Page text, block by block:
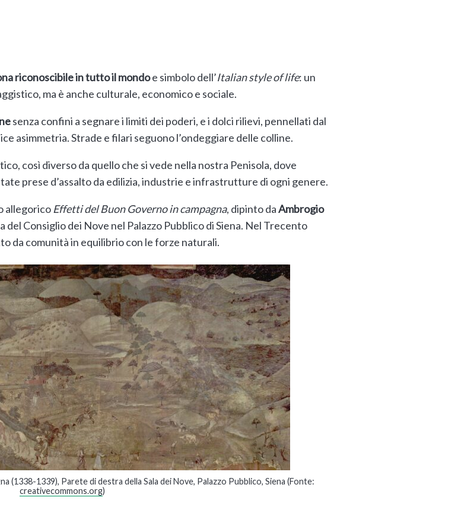
riconoscibile in tutto il mondoe simbolo dell’Italian style of life: un
ma è anche culturale, economico e sociale.
senza confini a segnare i limiti dei poderi, e i dolci rilievi, pennellati dal
asimmetria. Strade e filari seguono l’ondeggiare delle colline.
così diverso da quello che si vede nella nostra Penisola, dove
prese d’assalto da edilizia, industrie e infrastrutture di ogni genere.
allegorico Effetti del Buon Governo in campagna, dipinto daAmbrogio
del Consiglio dei Nove nel Palazzo Pubblico di Siena. Nel Trecento
da comunità in equilibrio con le forze naturali.
(1338-1339), Parete di destra della Sala dei Nove, Palazzo Pubblico, Siena (Fonte:
creativecommons.org)